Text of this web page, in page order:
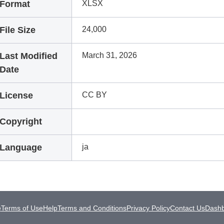
Format XLSX
File Size 24,000
Last Modified
Date
March 31, 2026
License CC BY
Copyright
Language ja
Terms of UseHelpTerms and ConditionsPrivacy PolicyContact Us